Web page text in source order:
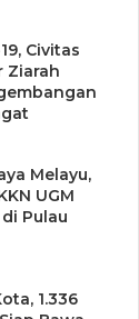
Civitas
Ziarah
Melayu,
UGM
Pulau
1.336